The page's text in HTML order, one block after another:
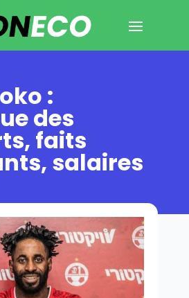
:
des
faits
salaires